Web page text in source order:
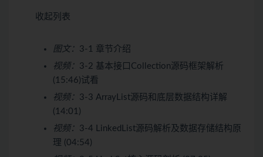
收起列表
图文： 3-1 章节介绍
视频： 3-2 基本接口Collection源码框架解析
(15:46)试看
视频： 3-3 ArrayList源码和底层数据结构详解
(14:01)
视频： 3-4 LinkedList源码解析及数据存储结构原
理 (04:54)